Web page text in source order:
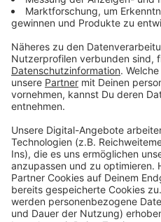
Nachfolger auch für die
Düsseldorf fest: Die Vias
übernehmen.
Anzeige
Anzeige